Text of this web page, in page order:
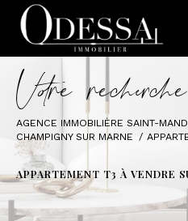
Vore recece
AGENCE IMMOBILIÈRE SAINT-
CHAMPIGNY SUR MARNE
APPARTEMENT T3 À VENDRE